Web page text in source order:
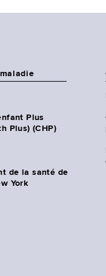
Plus
Plus) (CHP)
de la santé de
York